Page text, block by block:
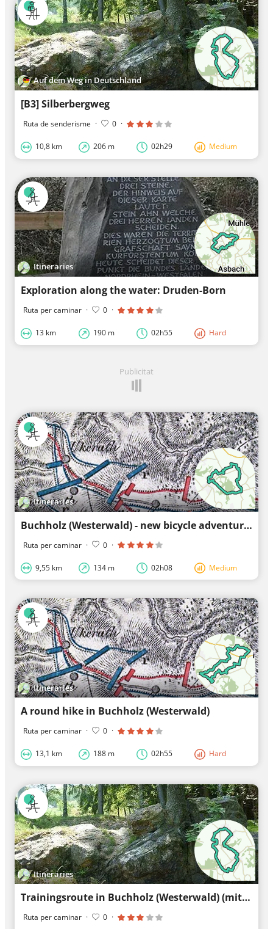
Auf dem Weg in Deutschland
[B3] Silberbergweg
Ruta de senderisme · 0 ·
10,8 km 206 m 02h29 Medium
Itineraries
Exploration along the water: Druden-Born
Ruta per caminar · 0 ·
13 km 190 m 02h55 Hard
Publicitat
Itineraries
Buchholz (Westerwald) - new bicycle adventures
Ruta per caminar · 0 ·
9,55 km 134 m 02h08 Medium
Itineraries
A round hike in Buchholz (Westerwald)
Ruta per caminar · 0 ·
13,1 km 188 m 02h55 Hard
Itineraries
Trainingsroute in Buchholz (Westerwald) (mit unbefestigten Wege)
Ruta per caminar · 0 ·